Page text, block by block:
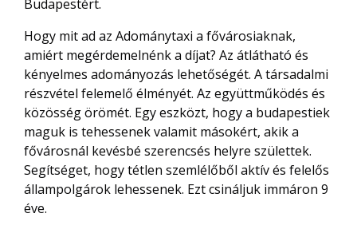
Budapestért.
Hogy mit ad az Adománytaxi a fővárosiaknak,
amiért megérdemelnénk a díjat? Az átlátható és
kényelmes adományozás lehetőségét. A társadalmi
részvétel felemelő élményét. Az együttműködés és
közösség örömét. Egy eszközt, hogy a budapestiek
maguk is tehessenek valamit másokért, akik a
fővárosnál kevésbé szerencsés helyre születtek.
Segítséget, hogy tétlen szemlélőből aktív és felelős
állampolgárok lehessenek. Ezt csináljuk immáron 9
éve.